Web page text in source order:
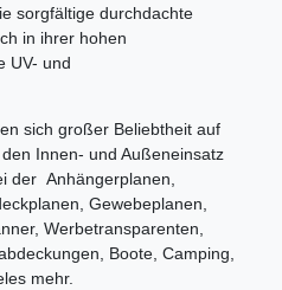
sorgfältige durchdachte
in ihrer hohen
UV- und
sich großer Beliebtheit auf
Innen- und Außeneinsatz
der Anhängerplanen,
Gewebeplanen,
Werbetransparenten,
Boote, Camping,
mehr.